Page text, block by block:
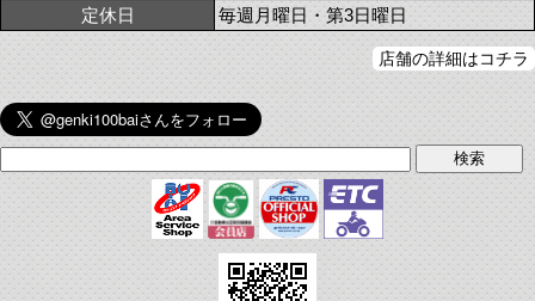
定休日
毎週月曜日・第3日曜日
店舗の詳細はコチラ